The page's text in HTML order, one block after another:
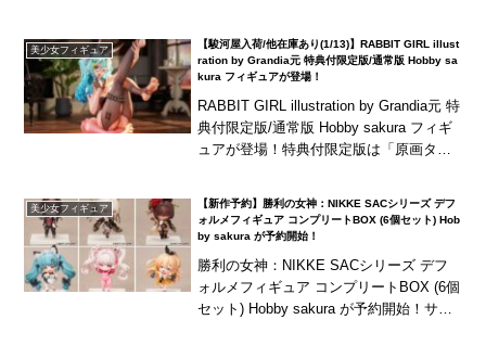
美少女フィギュア
【駿河屋入荷/他在庫あり(1/13)】RABBIT GIRL illust
ration by Grandia元 特典付限定版/通常版 Hobby sa
kura フィギュアが登場！
RABBIT GIRL illustration by Grandia元 特
典付限定版/通常版 Hobby sakura フィギ
ュアが登場！特典付限定版は「原画タペ
美少女フィギュア
【新作予約】勝利の女神：NIKKE SACシリーズ デフ
ォルメフィギュア コンプリートBOX (6個セット) Hob
by sakura が予約開始！
勝利の女神：NIKKE SACシリーズ デフ
ォルメフィギュア コンプリートBOX (6個
セット) Hobby sakura が予約開始！サク